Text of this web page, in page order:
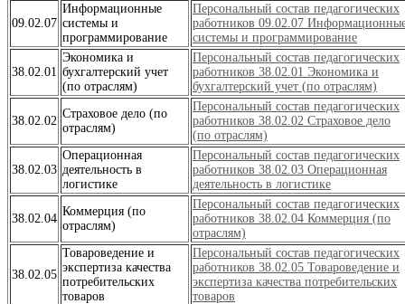
09.02.07
Информационные
системы и
программирование
Персональный состав педагогических
работников 09.02.07
системы и программирование
38.02.01
Экономика и
бухгалтерский учет
(по отраслям)
Персональный состав педагогических
работников 38.02.01 Экономика и
бухгалтерский учет (по отраслям)
38.02.02
Страховое дело (по
отраслям)
Персональный состав педагогических
работников 38.02.02 Страховое дело
(по отраслям)
38.02.03
Операционная
деятельность в
логистике
Персональный состав педагогических
работников 38.02.03 Операционная
деятельность в логистике
38.02.04
Коммерция (по
отраслям)
Персональный состав педагогических
работников 38.02.04 Коммерция (по
отраслям)
38.02.05
Товароведение и
экспертиза качества
потребительских
товаров
Персональный состав педагогических
работников 38.02.05 Товароведение и
экспертиза качества потребительских
товаров